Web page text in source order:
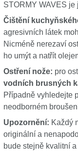
STORMY WAVES
Čištění
agresivních látek
Nicméně nerezaví
ho umýt a natřít
Ostření nože: pro
vodních brusných
Případně vyhledejte
neodborném
Upozornění: Každý
originální a
bude stejně kvalitní